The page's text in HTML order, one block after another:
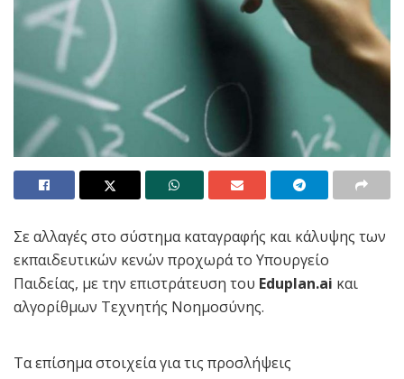
Σε αλλαγές στο σύστημα καταγραφής και κάλυψης των
εκπαιδευτικών κενών προχωρά το Υπουργείο
Παιδείας, με την επιστράτευση του Eduplan.ai και
αλγορίθμων Τεχνητής Νοημοσύνης.
Τα επίσημα στοιχεία για τις προσλήψεις